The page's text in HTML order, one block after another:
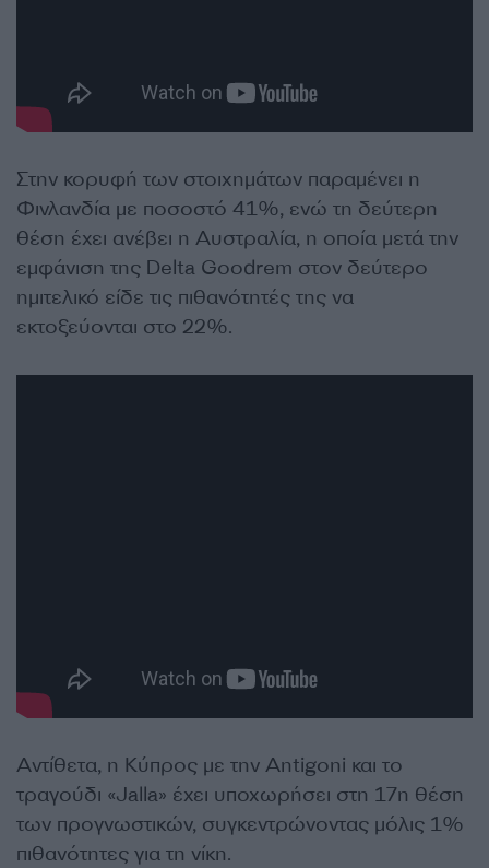
Στην κορυφή των στοιχημάτων παραμένει η
Φινλανδία με ποσοστό 41%, ενώ τη δεύτερη
θέση έχει ανέβει η Αυστραλία, η οποία μετά την
εμφάνιση της Delta Goodrem στον δεύτερο
ημιτελικό είδε τις πιθανότητές της να
εκτοξεύονται στο 22%.
Αντίθετα, η Κύπρος με την Antigoni και το
τραγούδι «Jalla» έχει υποχωρήσει στη 17η θέση
των προγνωστικών, συγκεντρώνοντας μόλις 1%
πιθανότητες για τη νίκη.